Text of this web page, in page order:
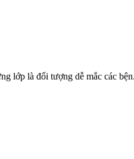
lớp là đối tượng dễ mắc các